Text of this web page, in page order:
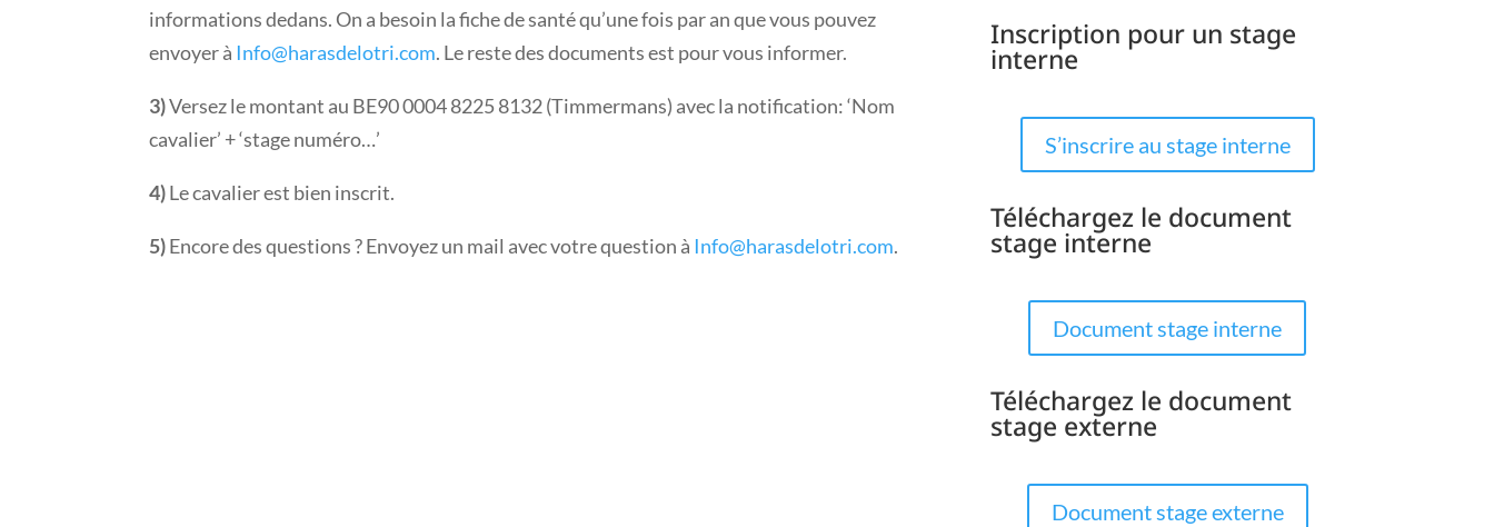
informations dedans. On a besoin la fiche de santé qu’une fois par an que vous pouvez
envoyer à Info@harasdelotri.com. Le reste des documents est pour vous informer.
3)Versez le montant au BE90 0004 8225 8132 (Timmermans) avec la notification: ‘Nom
cavalier’ + ‘stage numéro…’
4)Le cavalier est bien inscrit.
5)Encore des questions ? Envoyez un mail avec votre question à Info@harasdelotri.com.
Inscription pour un stage
interne
S’inscrire au stage interne
Téléchargez le document
stage interne
Document stage interne
Téléchargez le document
stage externe
Document stage externe